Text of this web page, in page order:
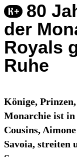
80
der
Royals
Ruhe
Könige,
Monarchie ist in
Cousins,
Savoia, streiten